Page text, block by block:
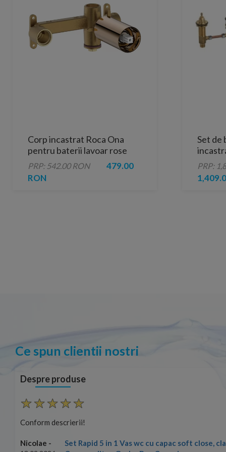
Corp incastrat Roca Ona
pentru baterii lavoar rose
gold
PRP: 542.00 RON
479.00
RON
Set de
cada
PRP:
Ce spun clientii nostri
Despre produse
Conform descrierii!
Nicolae -
Set Rapid 5 in 1 Vas wc cu capac soft close,